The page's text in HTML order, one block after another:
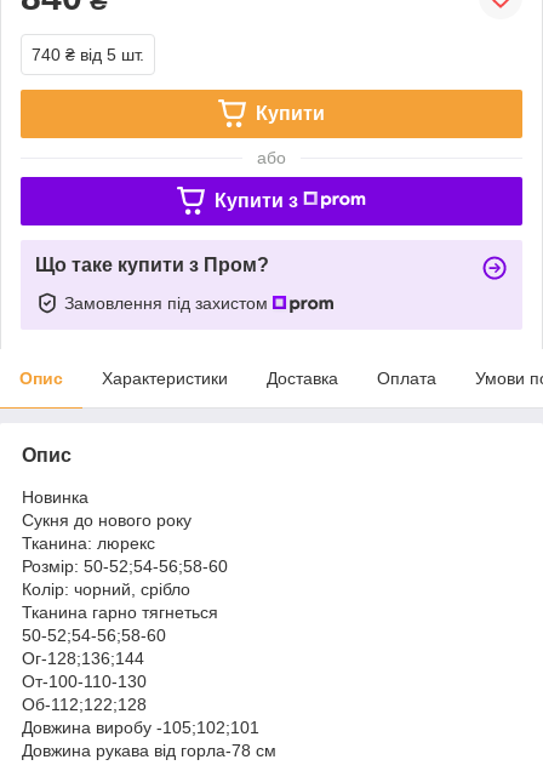
740 ₴ від 5 шт.
Купити
або
Купити з
Що таке купити з Пром?
Замовлення під захистом
Опис Характеристики Доставка Оплата Умови
Опис
Новинка
Сукня до нового року
Тканина: люрекс
Розмір: 50-52;54-56;58-60
Колір: чорний, срібло
Тканина гарно тягнеться
50-52;54-56;58-60
Ог-128;136;144
От-100-110-130
Об-112;122;128
Довжина виробу -105;102;101
Довжина рукава від горла-78 см